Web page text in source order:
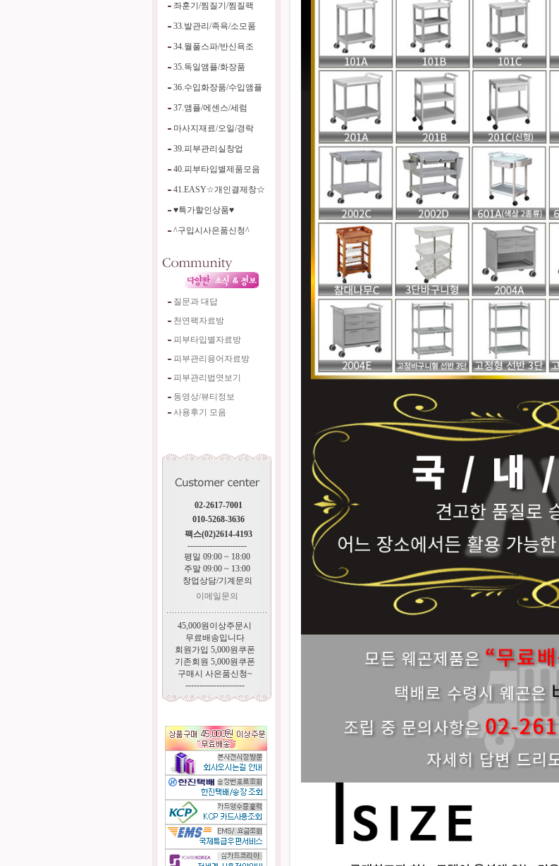
좌훈기/찜질기/찜질팩
33.발관리/족욕/소모품
34.월풀스파/반신욕조
35.독일앰플/화장품
36.수입화장품/수입앰플
37.앰플/에센스/세럼
마사지재료/오일/경락
39.피부관리실창업
40.피부타입별제품모음
41.EASY☆개인결제창☆
♥특가할인상품♥
^구입시사은품신청^
질문과 대답
천연팩자료방
피부타입별자료방
피부관리용어자료방
피부관리법엿보기
동영상/뷰티정보
사용후기 모음
02-2617-7001
010-5268-3636
팩스(02)2614-4193
---------------------
평일 09:00 ~ 18:00
주말 09:00 ~ 13:00
창업상담/기계문의
이메일문의
45,000원이상주문시
무료배송입니다
회원가입 5,000원쿠폰
기존회원 5,000원쿠폰
구매시 사은품신청~
---------------------